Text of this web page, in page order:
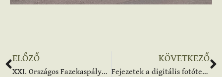
ELŐZŐ
XXI. Országos Fazekaspályázat és Kiállítás
KÖVETKEZŐ
Fejezetek a digitális fotótechnika történetéből